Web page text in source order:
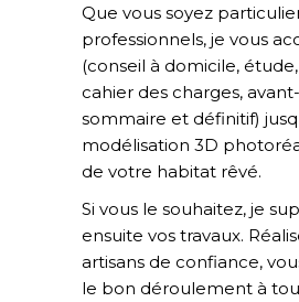
Que vous soyez
professionnels, je vous
(conseil à domicile,
cahier des charges,
sommaire et définitif)
modélisation 3D
de votre habitat rêvé.
Si vous le souhaitez, je
ensuite vos travaux.
artisans de confiance,
le bon déroulement à